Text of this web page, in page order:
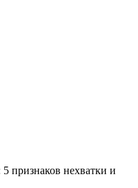
признаков нехватки и